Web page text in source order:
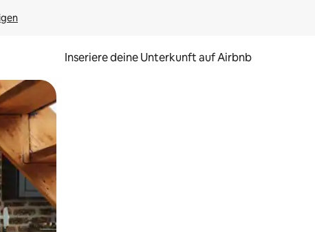
Inseriere deine Unterkunft auf Airbnb